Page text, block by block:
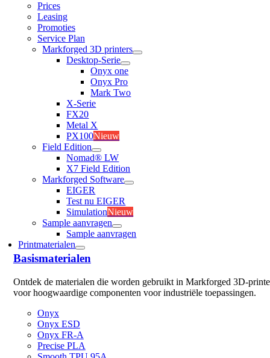
Prices
Leasing
Promoties
Service Plan
Markforged 3D printers
Desktop-Serie
Onyx one
Onyx Pro
Mark Two
X-Serie
FX20
Metal X
PX100Nieuw
Field Edition
Nomad® LW
X7 Field Edition
Markforged Software
EIGER
Test nu EIGER
SimulationNieuw
Sample aanvragen
Sample aanvragen
Printmaterialen
Basismaterialen
Ontdek de materialen die worden gebruikt in Markforged 3D-
voor hoogwaardige componenten voor industriële toepassingen.
Onyx
Onyx ESD
Onyx FR-A
Precise PLA